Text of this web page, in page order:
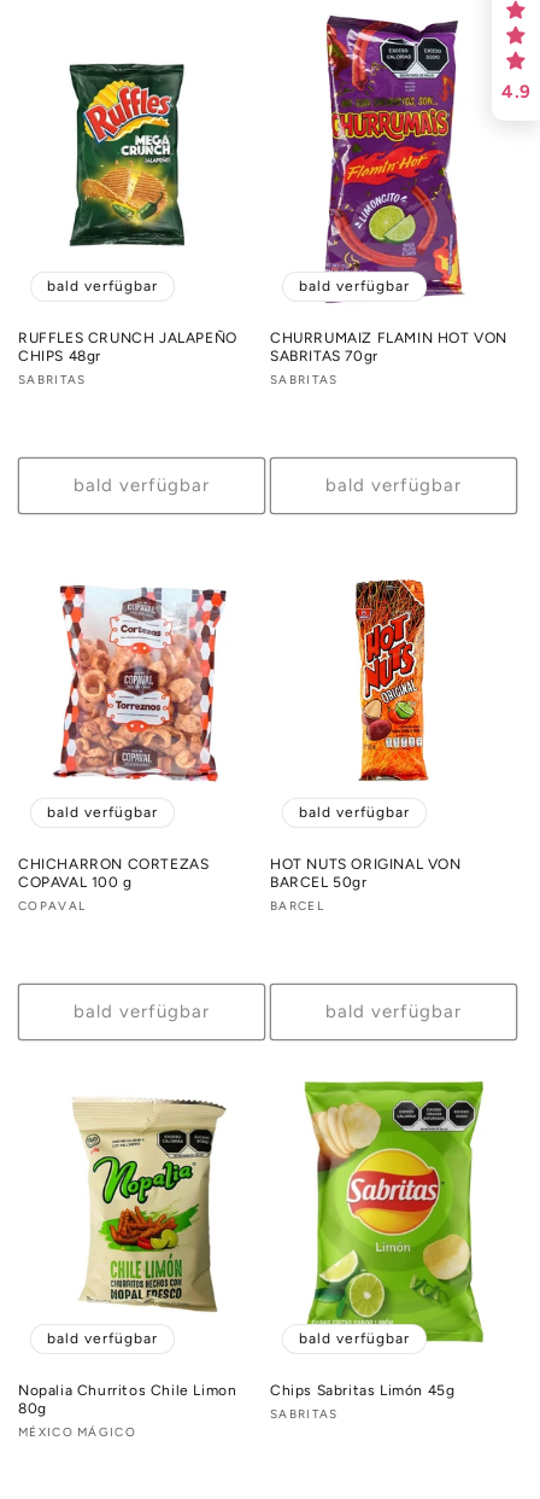
bald verfügbar
RUFFLES CRUNCH JALAPEÑO
CHIPS 48gr
Anbieter:
SABRITAS
bald verfügbar
bald verfügbar
CHURRUMAIZ FLAMIN HOT VON
SABRITAS 70gr
Anbieter:
SABRITAS
bald verfügbar
bald verfügbar
CHICHARRON CORTEZAS
COPAVAL 100 g
Anbieter:
COPAVAL
bald verfügbar
bald verfügbar
HOT NUTS ORIGINAL VON
BARCEL 50gr
Anbieter:
BARCEL
bald verfügbar
bald verfügbar
Nopalia Churritos Chile Limon
80g
Anbieter:
MÉXICO MÁGICO
bald verfügbar
Chips Sabritas Limón 45g
Anbieter:
SABRITAS
4.9